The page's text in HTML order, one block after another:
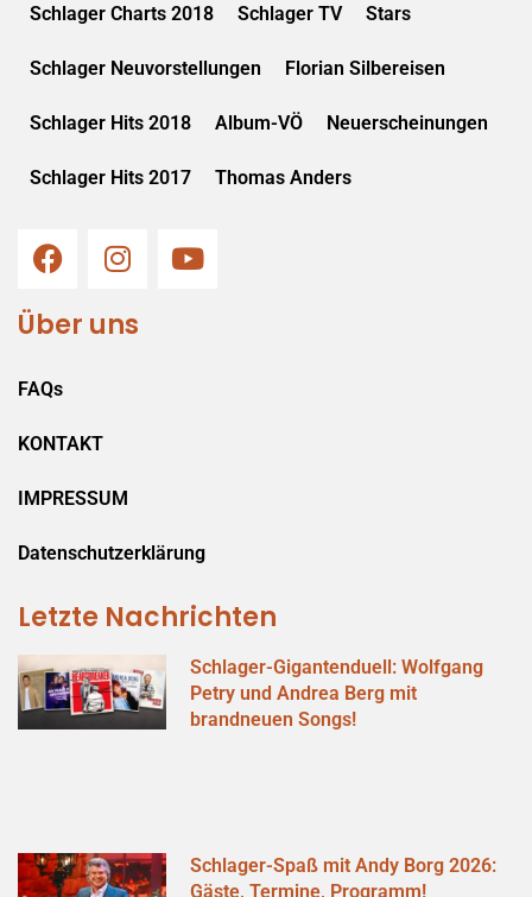
Schlager Charts 2018 Schlager TV Stars
Schlager Neuvorstellungen Florian Silbereisen
Schlager Hits 2018 Album-VÖ Neuerscheinungen
Schlager Hits 2017 Thomas Anders
Über uns
FAQs
KONTAKT
IMPRESSUM
Datenschutzerklärung
Letzte Nachrichten
Schlager-Gigantenduell: Wolfgang
Petry und Andrea Berg mit
brandneuen Songs!
Schlager-Spaß mit Andy Borg 2026:
Gäste, Termine, Programm!